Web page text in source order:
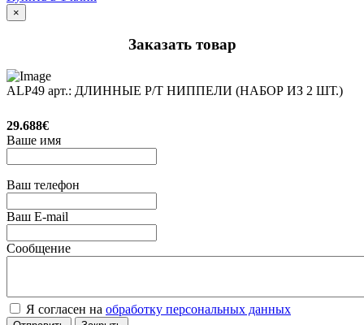
×
Заказать товар
ALP49 арт.: ДЛИННЫЕ P/T НИППЕЛИ (НАБОР ИЗ 2 ШТ.)
29.688€
Ваше имя
Ваш телефон
Ваш E-mail
Сообщение
Я согласен на обработку персональных данных